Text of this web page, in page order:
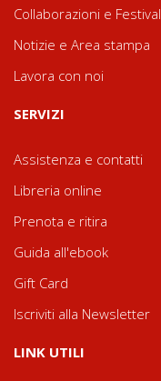
Collaborazioni e Festival
Notizie e Area stampa
Lavora con noi
SERVIZI
Assistenza e contatti
Libreria online
Prenota e ritira
Guida all'ebook
Gift Card
Iscriviti alla Newsletter
LINK UTILI